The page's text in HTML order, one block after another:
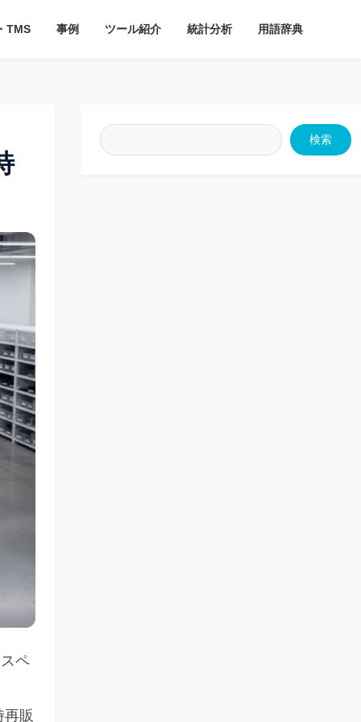
TMS 事例 ツール紹介 統計分析 用語辞典
ペ
販
検索